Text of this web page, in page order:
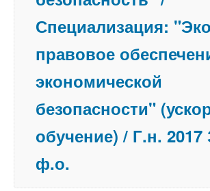
Специализация:
правовое
экономической
безопасности"
обучение) / Г.н. 2017
ф.о.